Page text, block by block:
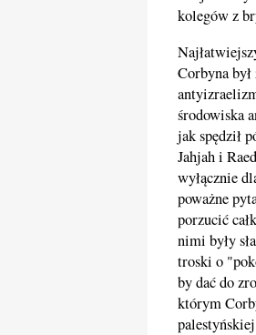
kolegów z
Corbyna
środowiska
jak spędził
Jahjah i
wyłącznie
poważne
porzucić
nimi były
troski o
by dać do
którym